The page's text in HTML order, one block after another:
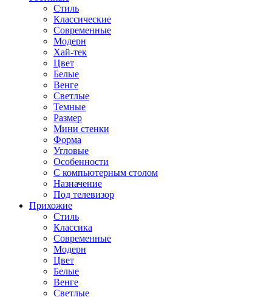
Стиль
Классические
Современные
Модерн
Хай-тек
Цвет
Белые
Венге
Светлые
Темные
Размер
Мини стенки
Форма
Угловые
Особенности
С компьютерным столом
Назначение
Под телевизор
Прихожие
Стиль
Классика
Современные
Модерн
Цвет
Белые
Венге
Светлые